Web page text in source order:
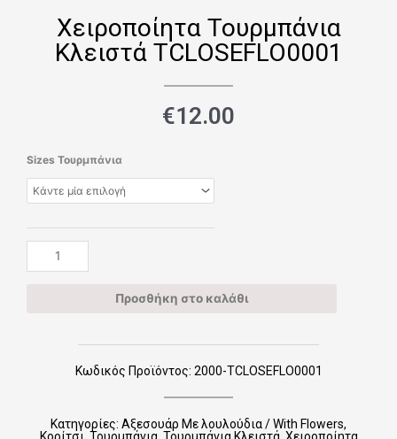
Χειροποίητα Τουρμπάνια
Κλειστά TCLOSEFLO0001
€12.00
Sizes Τουρμπάνια
Χειροποίητα
Τουρμπάνια
Κλειστά
Προσθήκη στο καλάθι
Κωδικός Προϊόντος: 2000-TCLOSEFLO0001
Κατηγορίες: Αξεσουάρ Με λουλούδια / With Flowers,